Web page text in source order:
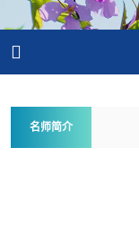

名师简介